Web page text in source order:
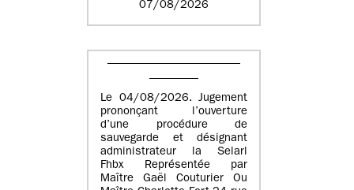
07/08/2026
Le 04/08/2026. Jugement
prononçant l’ouverture
d’une procédure de
sauvegarde et désignant
administrateur la Selarl
Fhbx Représentée par
Maître Gaël Couturier Ou